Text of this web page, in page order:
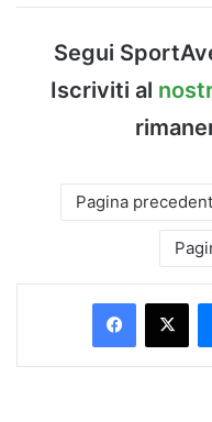
Segui
Iscriviti al
Pagina
Facebook
X